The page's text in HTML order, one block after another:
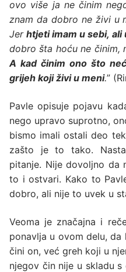
ovo više ja ne činim
znam da dobro ne živi u
Jerhtjeti imam u sebi, ali
dobro šta hoću ne činim,
A kad činim ono što
grijeh koji živi u meni.”
Pavle opisuje pojavu
nego upravo suprotno,
bismo imali ostali deo
zašto je to tako.
pitanje. Nije dovoljno da
to i ostvari. Kako to
dobro, ali nije to uvek u
Veoma je značajna i
ponavlja u ovom delu,
čini on, već greh koji u
njegov čin nije u skladu